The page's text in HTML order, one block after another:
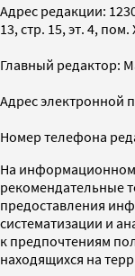
Адрес редакции:
13, стр. 15, эт. 4, пом.
Главный редактор:
Адрес электронной
Номер телефона
На информационном
рекомендательные
предоставления
систематизации и
к предпочтениям
находящихся на